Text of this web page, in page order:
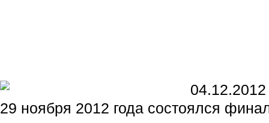
04.12.2012
29 ноября 2012 года состоялся